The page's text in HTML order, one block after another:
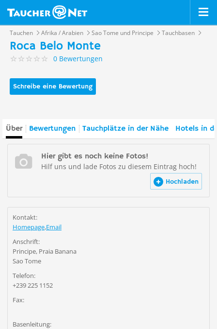
Tauchen Afrika / Arabien Sao Tome und Principe Tauchbasen
Roca Belo Monte
0 Bewertungen
Schreibe eine Bewertung
Über Bewertungen Tauchplätze in der Nähe Hotels in
Hier gibt es noch keine Fotos!
Hilf uns und lade Fotos zu diesem Eintrag hoch!
Hochladen
Kontakt:
Homepage,Email
Anschrift:
Principe, Praia Banana
Sao Tome
Telefon:
+239 225 1152
Fax:
Basenleitung: